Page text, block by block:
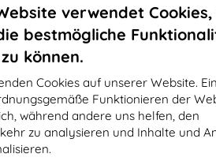
verwendet
bestmögliche
können.
Cookies auf unserer Website.
Funktionieren der
während andere uns helfen, den
zu analysieren und Inhalte und
Lite
Lite
Gutschein
3MK HardGlass Max Lite
Oppo A16/A16s Black
schwarz, Fullscreen-Glas